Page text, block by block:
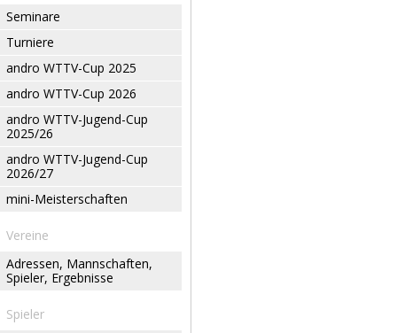
Seminare
Turniere
andro WTTV-Cup 2025
andro WTTV-Cup 2026
andro WTTV-Jugend-Cup
2025/26
andro WTTV-Jugend-Cup
2026/27
mini-Meisterschaften
Vereine
Adressen, Mannschaften,
Spieler, Ergebnisse
Spieler